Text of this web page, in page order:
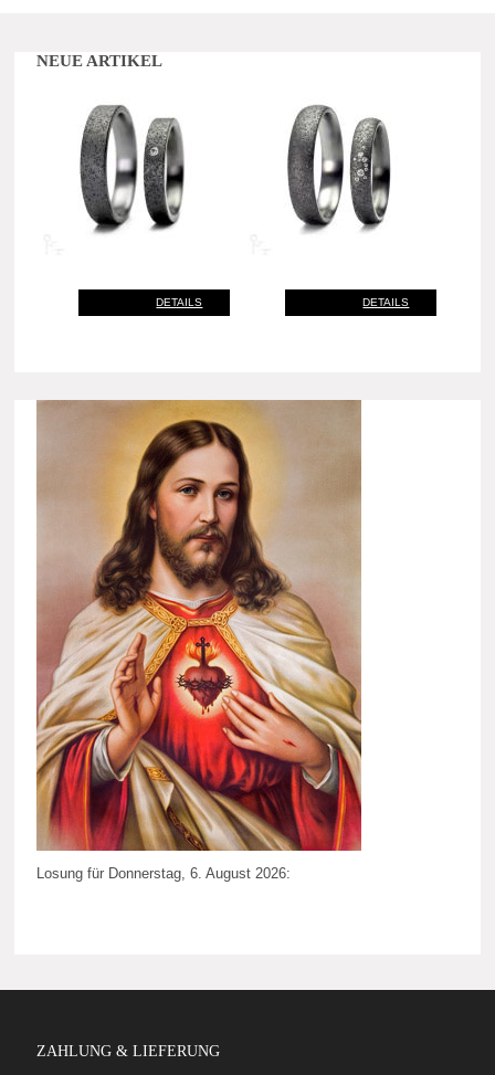
NEUE ARTIKEL
DETAILS DETAILS
Losung für Donnerstag, 6. August 2026:
ZAHLUNG & LIEFERUNG